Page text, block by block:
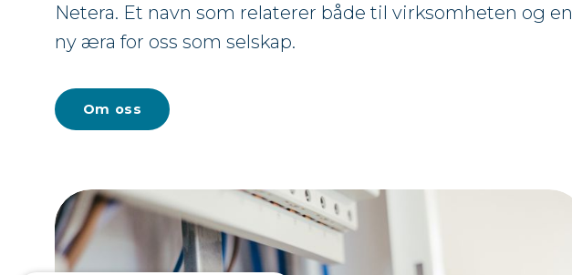
Netera. Et navn som relaterer både til virksomheten og en
ny æra for oss som selskap.
Om oss